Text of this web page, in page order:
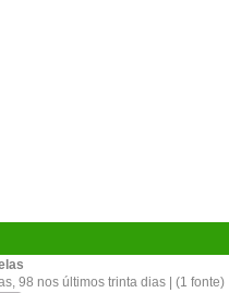
98 nos últimos trinta dias | (1 fonte)